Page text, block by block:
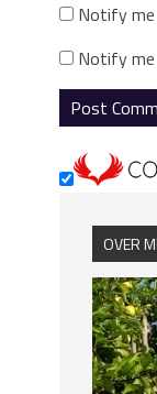
Notify
Notify
OVER